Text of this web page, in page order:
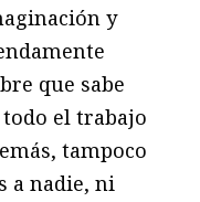
y
que sabe
todo el trabajo
tampoco
a nadie, ni